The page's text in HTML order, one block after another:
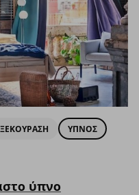
ΞΕΚΟΥΡΑΣΗ
ΥΠΝΟΣ
ύπνο